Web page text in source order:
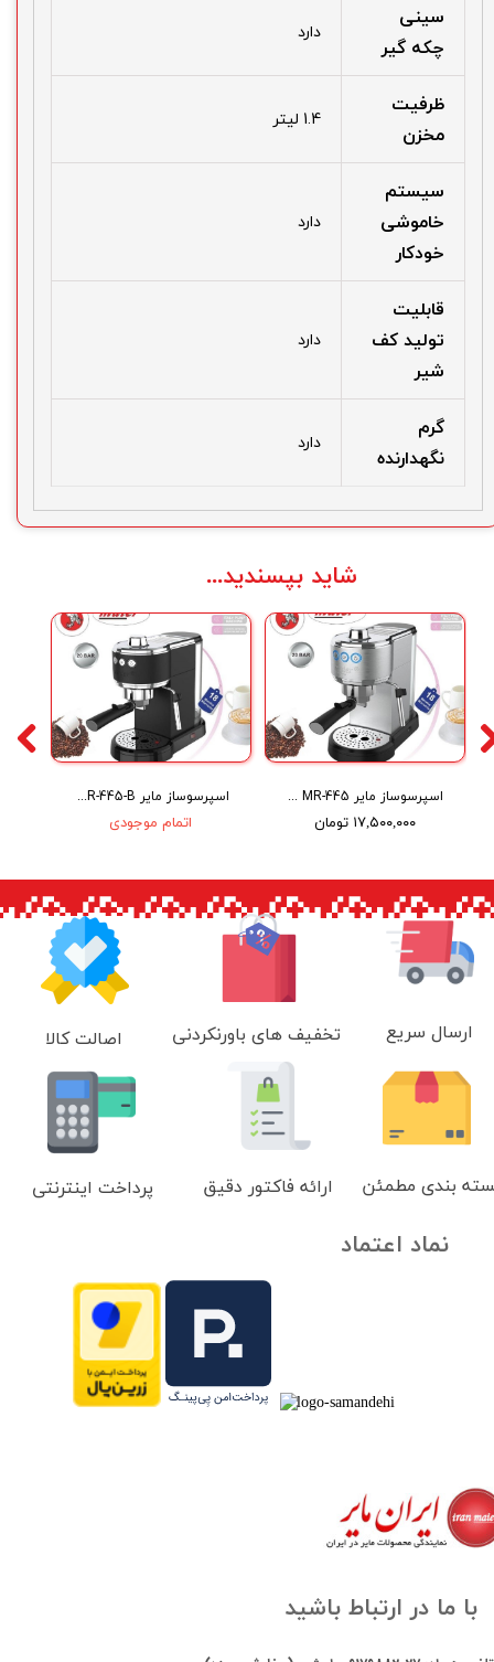
سینی
چکه گیر
دارد
ظرفیت
مخزن
1.4 لیتر
سیستم
خاموشی
خودکار
دارد
قابلیت
تولید کف
شیر
دارد
گرم
نگهدارنده
دارد
اسپرسوساز مایر Maier Espresso Coffee Maker MR-445-B
اتمام موجودی
اسپرسوساز مایر Maier Espresso Coffee Maker MR-445
۱۷,۵۰۰,۰۰۰ تومان
شاید بپسندید...
ارسال سریع اصالت کالا تخفیف های باورنکردنی
بندی مطمئن ارائه فاکتور دقیق پرداخت اینترنتی
نماد اعتماد
با ما در ارتباط باشید